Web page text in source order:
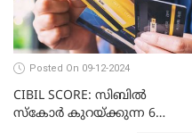
Posted On 09-12-2024
CIBIL SCORE: സിബിൽ
സ്കോർ കുറയ്ക്കുന്ന 6